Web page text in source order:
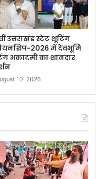
उत्तराखंड स्टेट शूटिंग
2026 में देवभूमि
अकादमी का शानदार
10, 2026